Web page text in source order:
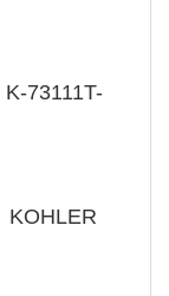
73111T-
KOHLER